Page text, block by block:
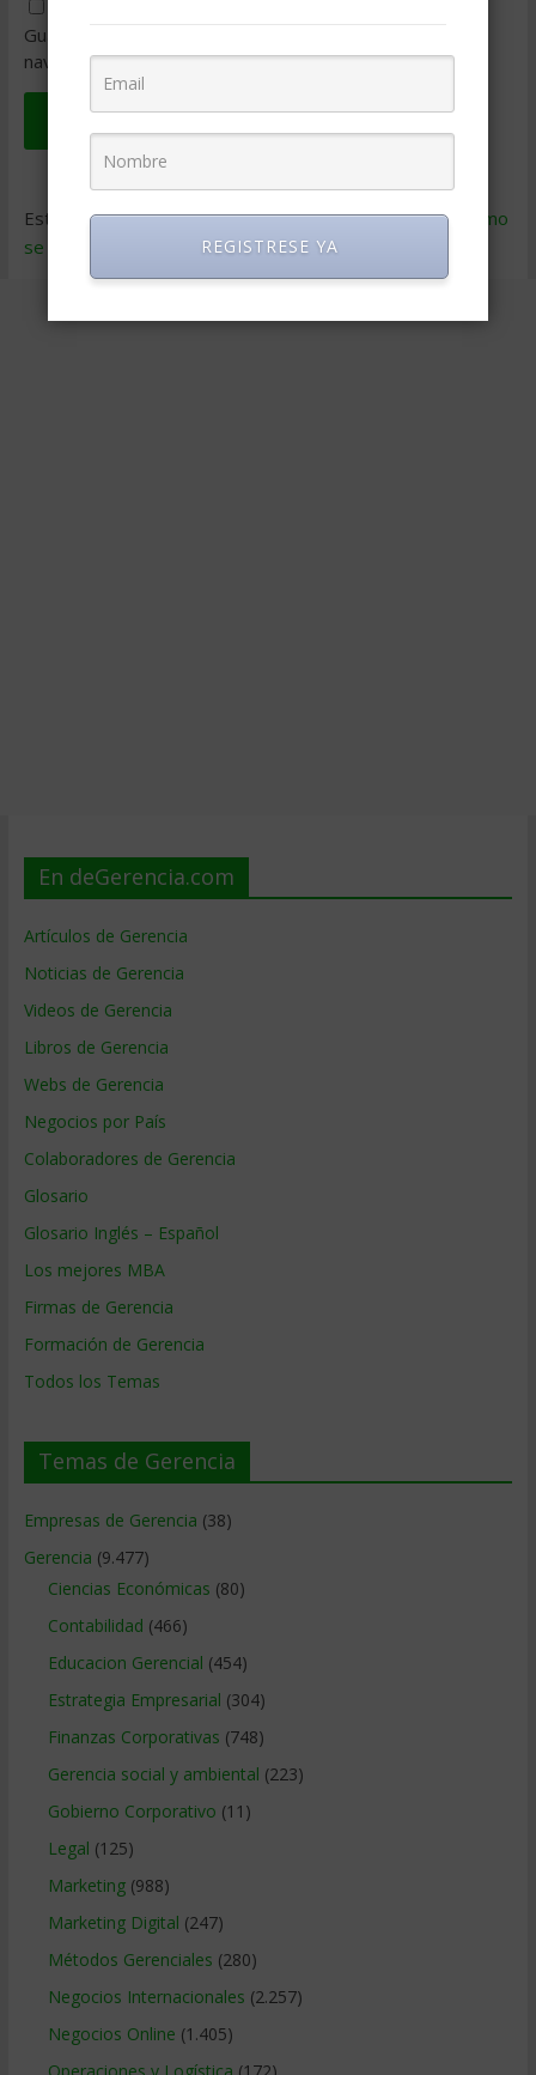
Guarda mi nombre, correo electrónico y web en este
navegador para la próxima vez que comente.
Este sitio usa Akismet para reducir el spam.Aprende cómo
se procesan los datos de tus comentarios
En deGerencia.com
Artículos de Gerencia
Noticias de Gerencia
Videos de Gerencia
Libros de Gerencia
Webs de Gerencia
Negocios por País
Colaboradores de Gerencia
Glosario
Glosario Inglés – Español
Los mejores MBA
Firmas de Gerencia
Formación de Gerencia
Todos los Temas
Temas de Gerencia
Empresas de Gerencia (38)
Gerencia (9.477)
Ciencias Económicas (80)
Contabilidad (466)
Educacion Gerencial (454)
Estrategia Empresarial (304)
Finanzas Corporativas (748)
Gerencia social y ambiental (223)
Gobierno Corporativo (11)
Legal (125)
Marketing(988)
Marketing Digital (247)
Métodos Gerenciales (280)
Negocios Internacionales (2.257)
Negocios Online (1.405)
REGISTRESE YA